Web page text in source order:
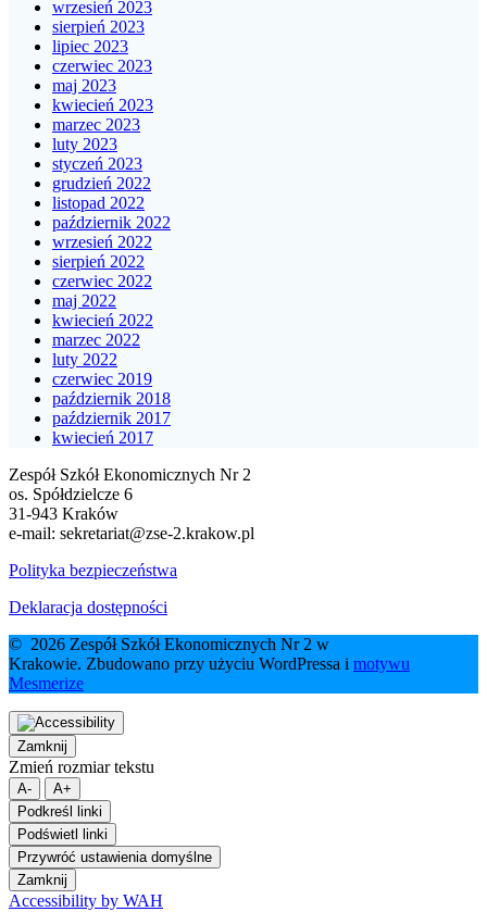
wrzesień 2023
sierpień 2023
lipiec 2023
czerwiec 2023
maj 2023
kwiecień 2023
marzec 2023
luty 2023
styczeń 2023
grudzień 2022
listopad 2022
październik 2022
wrzesień 2022
sierpień 2022
czerwiec 2022
maj 2022
kwiecień 2022
marzec 2022
luty 2022
czerwiec 2019
październik 2018
październik 2017
kwiecień 2017
Zespół Szkół Ekonomicznych Nr 2
os. Spółdzielcze 6
31-943 Kraków
e-mail: sekretariat@zse-2.krakow.pl
Polityka bezpieczeństwa
Deklaracja dostępności
© 2026 Zespół Szkół Ekonomicznych Nr 2 w
Krakowie. Zbudowano przy użyciu WordPressa i motywu
Mesmerize
Zamknij
Zmień rozmiar tekstu
A-
A+
Podkreśl linki
Podświetl linki
Przywróć ustawienia domyślne
Zamknij
Accessibility by WAH